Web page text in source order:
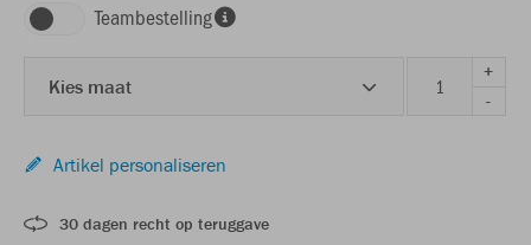
Teambestelling
Kies maat
+
-
Artikel personaliseren
30 dagen recht op teruggave